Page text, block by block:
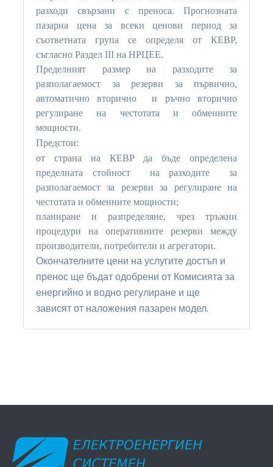
разходи свързани с преноса. Прогнозната
пазарна цена за всеки ценови период за
съответната група се определя от КЕВР,
съгласно Раздел III на НРЦЕЕ.
Пределният размер на разходите за
разполагаемост за резерви за първично,
автоматично вторично и ръчно вторично
регулиране на честотата и обменните
мощности.
Предстои:
от страна на КЕВР да бъде определена
пределната стойност на разходите за
разполагаемост за резерви за регулиране на
честотата и обменните мощности;
планиране и разпределяне, чрез тръжни
процедури на оперативните резерви между
производители, потребители и агрегатори.
Окончателните цени на услугите достъп и
пренос ще бъдат одобрени от Комисията за
енергийно и водно регулиране и ще
зависят от наложения пазарен модел.